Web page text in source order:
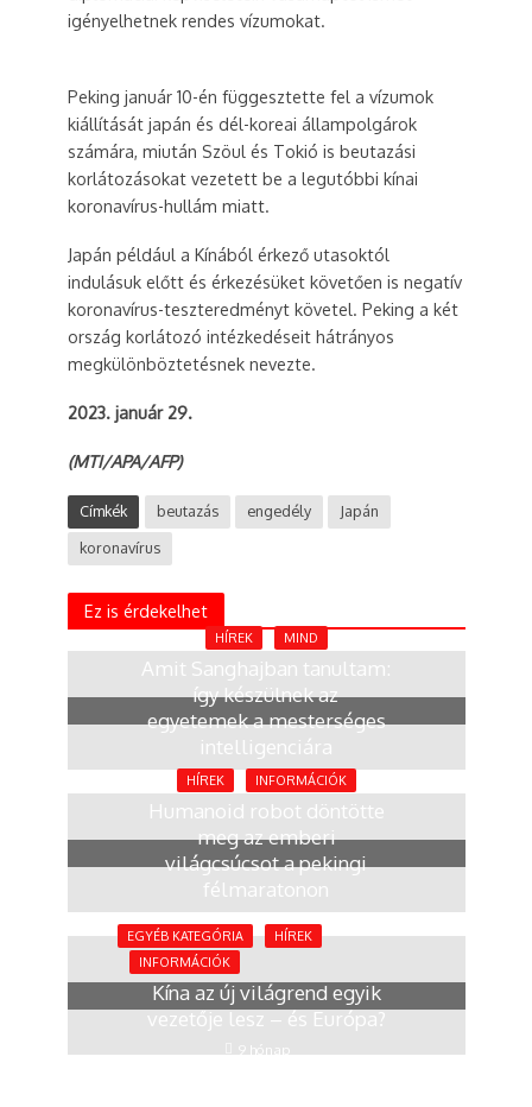
igényelhetnek rendes vízumokat.
Peking január 10-én függesztette fel a vízumok
kiállítását japán és dél-koreai állampolgárok
számára, miután Szöul és Tokió is beutazási
korlátozásokat vezetett be a legutóbbi kínai
koronavírus-hullám miatt.
Japán például a Kínából érkező utasoktól
indulásuk előtt és érkezésüket követően is negatív
koronavírus-teszteredményt követel. Peking a két
ország korlátozó intézkedéseit hátrányos
megkülönböztetésnek nevezte.
2023. január 29.
(MTI/APA/AFP)
Címkék beutazás engedély
Japán
koronavírus
Ez is érdekelhet
HÍREK MIND
Amit Sanghajban tanultam:
így készülnek az
egyetemek a mesterséges
intelligenciára
2 hónap
HÍREK INFORMÁCIÓK
Humanoid robot döntötte
meg az emberi
világcsúcsot a pekingi
félmaratonon
4 hónap
EGYÉB KATEGÓRIA
HÍREK
INFORMÁCIÓK
Kína az új világrend egyik
vezetője lesz – és Európa?
9 hónap